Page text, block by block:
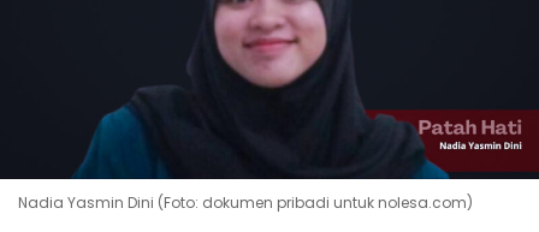
Nadia Yasmin Dini (Foto: dokumen pribadi untuk nolesa.com)